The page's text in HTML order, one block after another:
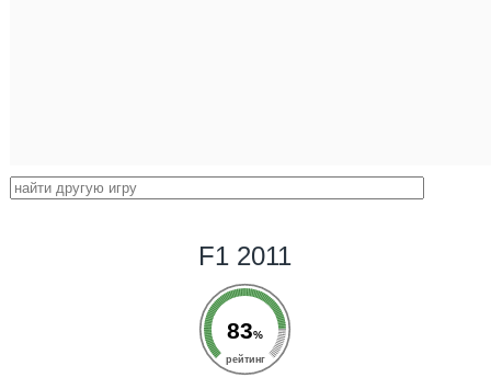
F1 2011
83%
рейтинг